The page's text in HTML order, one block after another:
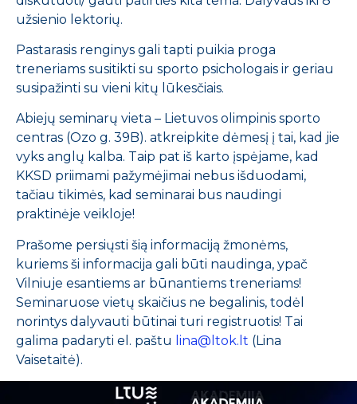
užsienio lektorių.
Pastarasis renginys gali tapti puikia proga
treneriams susitikti su sporto psichologais ir geriau
susipažinti su vieni kitų lūkesčiais.
Abiejų seminarų vieta – Lietuvos olimpinis sporto
centras (Ozo g. 39B). atkreipkite dėmesį į tai, kad jie
vyks anglų kalba. Taip pat iš karto įspėjame, kad
KKSD priimami pažymėjimai nebus išduodami,
tačiau tikimės, kad seminarai bus naudingi
praktinėje veikloje!
Prašome persiųsti šią informaciją žmonėms,
kuriems ši informacija gali būti naudinga, ypač
Vilniuje esantiems ar būnantiems treneriams!
Seminaruose vietų skaičius ne begalinis, todėl
norintys dalyvauti būtinai turi registruotis! Tai
galima padaryti el. paštu lina@ltok.lt (Lina
Vaisetaitė).